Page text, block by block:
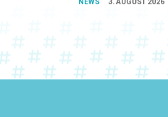
NEWS 3. AUGUST 2026